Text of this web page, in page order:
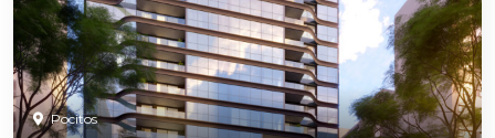
Pocitos